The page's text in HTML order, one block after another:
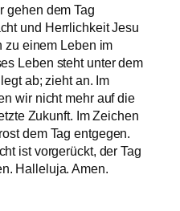
gehen dem Tag
und Herrlichkeit Jesu
zu einem Leben im
Leben steht unter dem
ab; zieht an. Im
wir nicht mehr auf die
Zukunft. Im Zeichen
dem Tag entgegen.
ist vorgerückt, der Tag
Halleluja. Amen.